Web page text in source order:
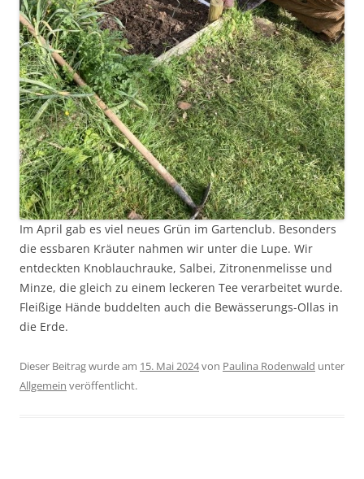
Im April gab es viel neues Grün im Gartenclub. Besonders
die essbaren Kräuter nahmen wir unter die Lupe. Wir
entdeckten Knoblauchrauke, Salbei, Zitronenmelisse und
Minze, die gleich zu einem leckeren Tee verarbeitet wurde.
Fleißige Hände buddelten auch die Bewässerungs-Ollas in
die Erde.
Dieser Beitrag wurde am 15. Mai 2024von Paulina Rodenwald unter
Allgemein veröffentlicht.